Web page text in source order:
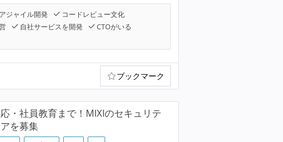
アジャイル開発
コードレビュー文化
自社サービスを開発
CTOがいる
ブックマーク
・社員教育まで！MIXIのセキュリテ
を募集